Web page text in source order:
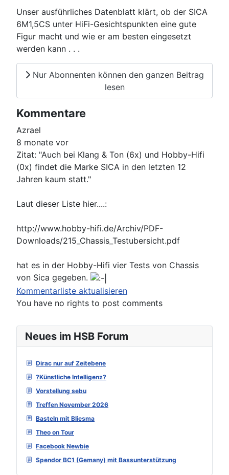
Neues im HSB Forum
Dirac nur auf Zeitebene
?Künstliche Intelligenz?
Vorstellung sebu
Treffen November 2026
Basteln mit Bliesma
Theo on Tour
Facebook Newbie
Spendor BC1 (Gemany) mit Bassunterstützung
Unser ausführliches Datenblatt klärt, ob der SICA
6M1,5CS unter HiFi-Gesichtspunkten eine gute
Figur macht und wie er am besten eingesetzt
werden kann . . .
Nur Abonnenten können den ganzen Beitrag
lesen
Kommentare
Azrael
8 monate vor
Zitat: "Auch bei Klang & Ton (6x) und Hobby-Hifi
(0x) findet die Marke SICA in den letzten 12
Jahren kaum statt."
Laut dieser Liste hier....:
http://www.hobby-hifi.de/Archiv/PDF-
Downloads/215_Chassis_Testubersicht.pdf
hat es in der Hobby-Hifi vier Tests von Chassis
von Sica gegeben.
Kommentarliste aktualisieren
You have no rights to post comments